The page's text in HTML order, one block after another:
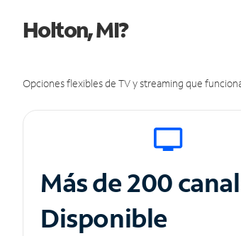
Holton, MI?
Opciones flexibles de TV y streaming que
Más de 200
Disponible